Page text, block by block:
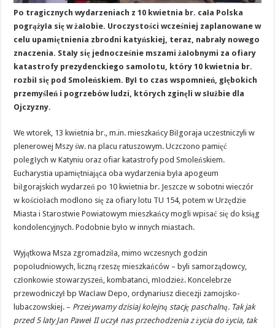
Po tragicznych wydarzeniach z 10 kwietnia br. cała Polska
pogrążyła się w żałobie. Uroczystości wcześniej zaplanowane w
celu upamiętnienia zbrodni katyńskiej, teraz, nabrały nowego
znaczenia. Stały się jednocześnie mszami żałobnymi za ofiary
katastrofy prezydenckiego samolotu, który 10 kwietnia br.
rozbił się pod Smoleńskiem. Był to czas wspomnień, głębokich
przemyśleń i pogrzebów ludzi, których zginęli w służbie dla
Ojczyzny.
We wtorek, 13 kwietnia br., m.in. mieszkańcy Biłgoraja uczestniczyli w
plenerowej Mszy św. na placu ratuszowym. Uczczono pamięć
poległych w Katyniu oraz ofiar katastrofy pod Smoleńskiem.
Eucharystia upamiętniająca oba wydarzenia była apogeum
biłgorajskich wydarzeń po 10 kwietnia br. Jeszcze w sobotni wieczór
w kościołach modlono się za ofiary lotu TU 154, potem w Urzędzie
Miasta i Starostwie Powiatowym mieszkańcy mogli wpisać się do ksiąg
kondolencyjnych. Podobnie było w innych miastach.
Wyjątkowa Msza zgromadziła, mimo wczesnych godzin
popołudniowych, liczną rzeszę mieszkańców – byli samorządowcy,
członkowie stowarzyszeń, kombatanci, młodzież. Koncelebrze
przewodniczył bp Wacław Depo, ordynariusz diecezji zamojsko-
lubaczowskiej. – Przeżywamy dzisiaj kolejną stację paschalną. Tak jak
przed 5 laty Jan Paweł II uczył nas przechodzenia z życia do życia, tak